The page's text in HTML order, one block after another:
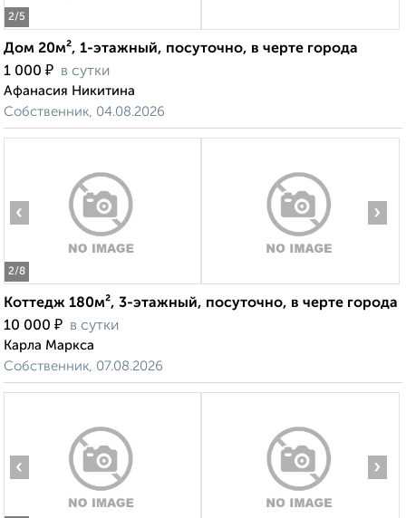
2/5
Дом 20м², 1-этажный, посуточно, в черте города
1 000 ₽ в сутки
Афанасия Никитина
Собственник, 04.08.2026
2/8
‹ ›
Коттедж 180м², 3-этажный, посуточно, в черте города
10 000 ₽ в сутки
Карла Маркса
Собственник, 07.08.2026
‹ ›